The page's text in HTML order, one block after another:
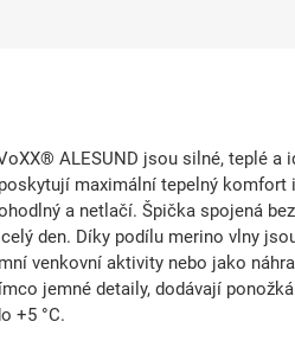
ALESUND jsou silné, teplé a
maximální tepelný komfort
a netlačí. Špička spojená
den. Díky podílu merino vlny
venkovní aktivity nebo jako
jemné detaily, dodávají
+5 °C.